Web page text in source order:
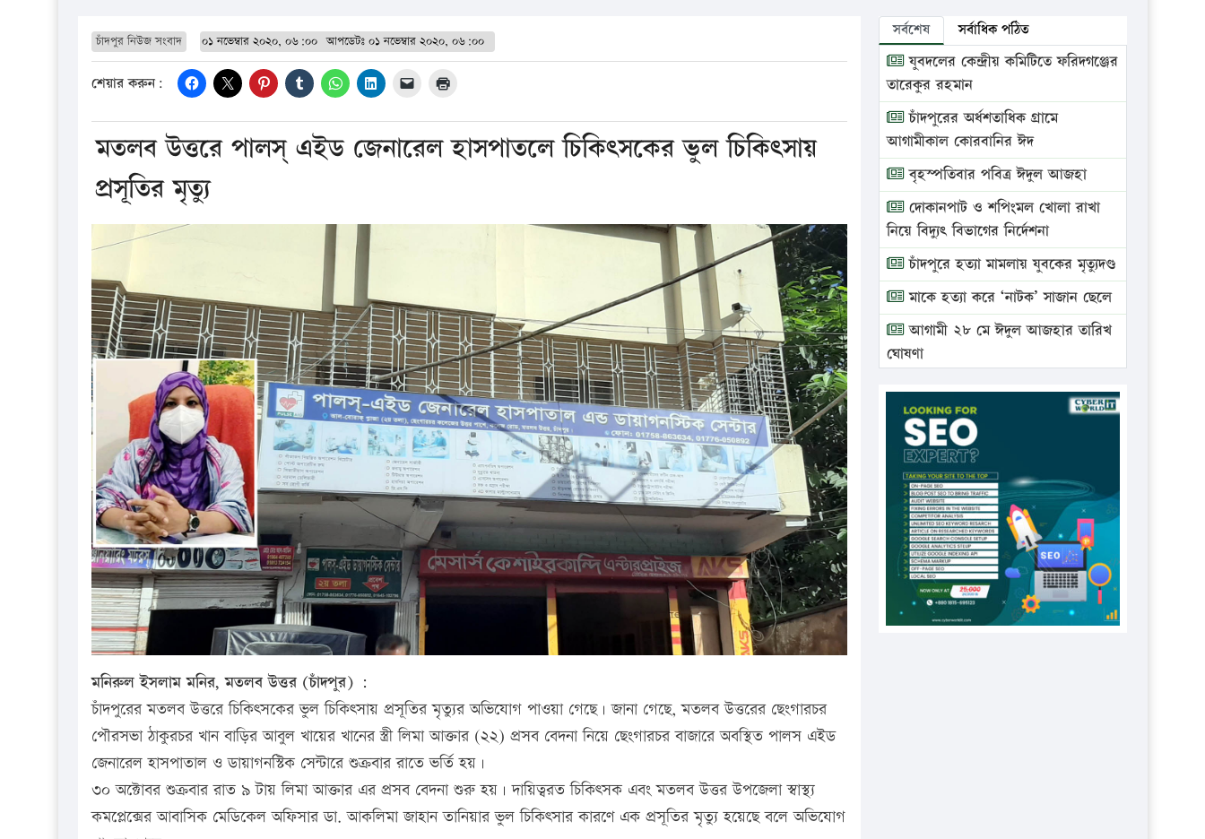
চাঁদপুর নিউজ সংবাদ ০১ নভেম্বার ২০২০, ০৬:০০ আপডেটঃ ০১ নভেম্বার ২০২০, ০৬:০০
শেয়ার করুন:
মতলব উত্তরে পালস্ এইড জেনারেল হাসপাতলে চিকিৎসকের ভুল চিকিৎসায়
প্রসূতির মৃত্যু
মনিরুল ইসলাম মনির, মতলব উত্তর (চাঁদপুর) :
চাঁদপুরের মতলব উত্তরে চিকিৎসকের ভুল চিকিৎসায় প্রসূতির মৃত্যুর অভিযোগ পাওয়া গেছে। জানা গেছে, মতলব উত্তরের ছেংগারচর
পৌরসভা ঠাকুরচর খান বাড়ির আবুল খায়ের খানের স্ত্রী লিমা আক্তার (২২) প্রসব বেদনা নিয়ে ছেংগারচর বাজারে অবস্থিত পালস এইড
জেনারেল হাসপাতাল ও ডায়াগনস্টিক সেন্টারে শুক্রবার রাতে ভর্তি হয়।
৩০ অক্টোবর শুক্রবার রাত ৯ টায় লিমা আক্তার এর প্রসব বেদনা শুরু হয়। দায়িত্বরত চিকিৎসক এবং মতলব উত্তর উপজেলা স্বাস্থ্য
কমপ্লেক্সের আবাসিক মেডিকেল অফিসার ডা. আকলিমা জাহান তানিয়ার ভুল চিকিৎসার কারণে এক প্রসূতির মৃত্যু হয়েছে বলে অভিযোগ
সর্বশেষ সর্বাধিক পঠিত
যুবদলের কেন্দ্রীয় কমিটিতে ফরিদগঞ্জের
তারেকুর রহমান
চাঁদপুরের অর্ধশতাধিক গ্রামে
আগামীকাল কোরবানির ঈদ
বৃহস্পতিবার পবিত্র ঈদুল আজহা
দোকানপাট ও শপিংমল খোলা রাখা
নিয়ে বিদ্যুৎ বিভাগের নির্দেশনা
চাঁদপুরে হত্যা মামলায় যুবকের মৃত্যুদণ্ড
মাকে হত্যা করে ‘নাটক’ সাজান ছেলে
আগামী ২৮ মে ঈদুল আজহার তারিখ
ঘোষণা
ভ্রাম্যমাণ আদালতে দুইটি প্রতিষ্ঠানকে
প্রতিষ্ঠানকে ৪০হাজার টাকা জরিমানা।
এবার লঞ্চের ভাড়া বাড়ল
১৭ থেকে ২১ শতাংশ বিদ্যুতের দাম
বাড়ানোর প্রস্তাব পিডিবির
১৬ মে চাঁদপুর ও ২৫ মে ফেনী সফরে
যাবেন প্রধানমন্ত্রী
উচ্চশিক্ষায় গৌরবময় অর্জন: পূর্ণ
স্কলারশিপে যুক্তরাষ্ট্রে পিএইচডি করছেন